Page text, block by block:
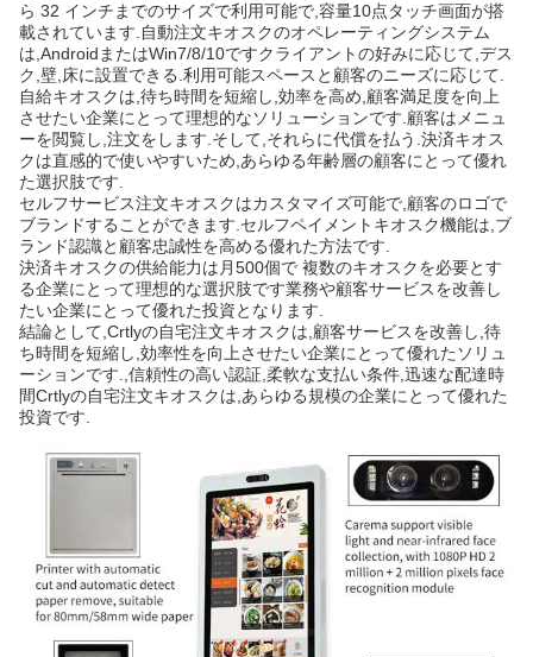
ら 32 インチまでのサイズで利用可能で,容量10点タッチ画面が搭
載されています.自動注文キオスクのオペレーティングシステム
は,AndroidまたはWin7/8/10ですクライアントの好みに応じて,デス
ク,壁,床に設置できる.利用可能スペースと顧客のニーズに応じて.
自給キオスクは,待ち時間を短縮し,効率を高め,顧客満足度を向上
させたい企業にとって理想的なソリューションです.顧客はメニュ
ーを閲覧し,注文をします.そして,それらに代償を払う.決済キオス
クは直感的で使いやすいため,あらゆる年齢層の顧客にとって優れ
た選択肢です.
セルフサービス注文キオスクはカスタマイズ可能で,顧客のロゴで
ブランドすることができます.セルフペイメントキオスク機能は,ブ
ランド認識と顧客忠誠性を高める優れた方法です.
決済キオスクの供給能力は月500個で 複数のキオスクを必要とす
る企業にとって理想的な選択肢です業務や顧客サービスを改善し
たい企業にとって優れた投資となります.
結論として,Crtlyの自宅注文キオスクは,顧客サービスを改善し,待
ち時間を短縮し,効率性を向上させたい企業にとって優れたソリュ
ーションです.,信頼性の高い認証,柔軟な支払い条件,迅速な配達時
間Crtlyの自宅注文キオスクは,あらゆる規模の企業にとって優れた
投資です.